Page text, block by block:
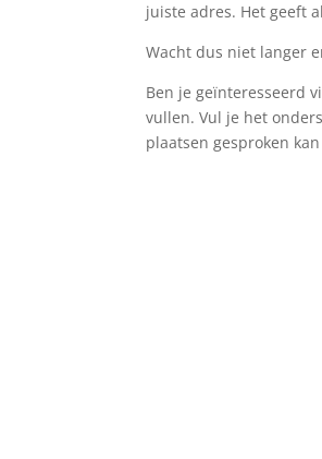
juiste adres. Het geeft
Wacht dus niet langer
Ben je geïnteresseerd
vullen. Vul je het
plaatsen gesproken